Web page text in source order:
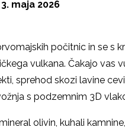
maja 2026
počitnic in se s
vulkana. Čakajo vas
sprehod skozi lavine
s podzemnim 3D
olivin, kuhali